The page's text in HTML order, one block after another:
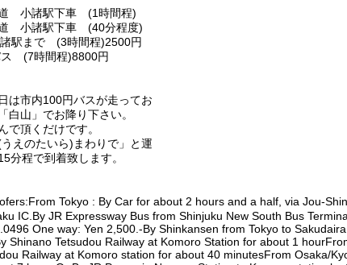
道 小諸駅下車 (1時間程)
道 小諸駅下車 (40分程度)
駅まで (3時間程)2500円
ス (7時間程)8800円
は市内100円バスが走ってお
白山」でお降り下さい。
で頂くだけです。
えのたいら)まわりで」と運
分程で到着致します。
Tokyo : By Car for about 2 hours and a half, via Jou-
IC.By JR Expressway Bus from Shinjuku New South Bus
One way: Yen 2,500.-By Shinkansen from Tokyo to
Shinano Tetsudou Railway at Komoro Station for about 1
Railway at Komoro station for about 40 minutesFrom Osaka/